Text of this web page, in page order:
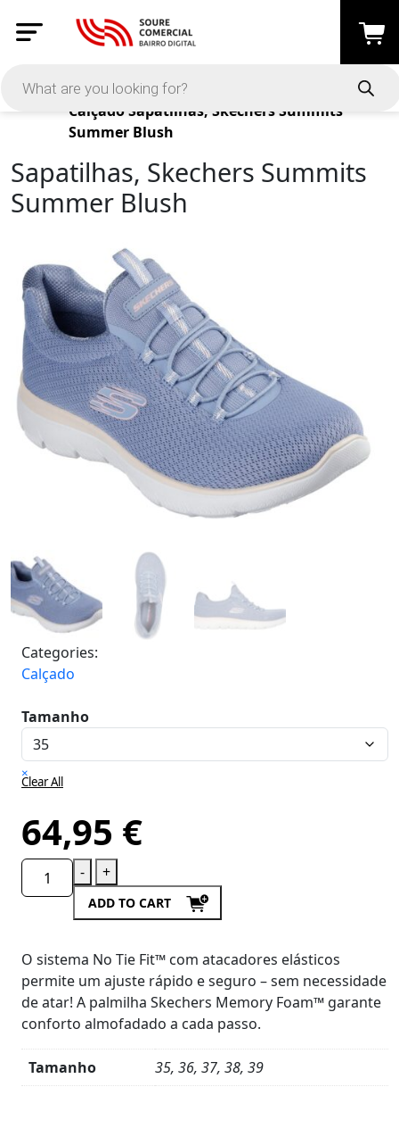
Products
CalçadoSapatilhas, Skechers Summits
Summer Blush
Sapatilhas, Skechers Summits
Summer Blush
Categories:
Calçado
Tamanho
×
Clear All
64,95 €
- +
ADD TO CART
O sistema No Tie Fit™ com atacadores elásticos
permite um ajuste rápido e seguro – sem necessidade
de atar! A palmilha Skechers Memory Foam™ garante
conforto almofadado a cada passo.
Tamanho
35, 36, 37, 38, 39